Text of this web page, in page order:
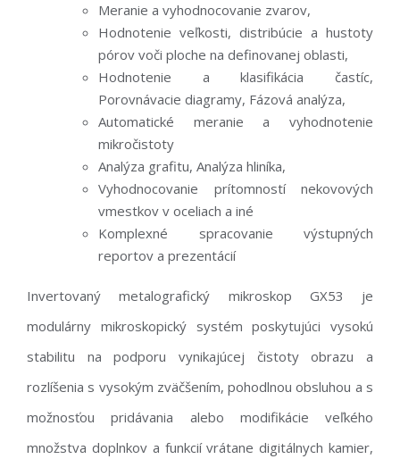
Meranie a vyhodnocovanie zvarov,
Hodnotenie veľkosti, distribúcie a hustoty
pórov voči ploche na definovanej oblasti,
Hodnotenie a klasifikácia častíc,
Porovnávacie diagramy, Fázová analýza,
Automatické meranie a vyhodnotenie
mikročistoty
Analýza grafitu, Analýza hliníka,
Vyhodnocovanie prítomností nekovových
vmestkov v oceliach a iné
Komplexné spracovanie výstupných
reportov a prezentácií
Invertovaný metalografický mikroskop GX53 je
modulárny mikroskopický systém poskytujúci vysokú
stabilitu na podporu vynikajúcej čistoty obrazu a
rozlíšenia s vysokým zväčšením, pohodlnou obsluhou a s
možnosťou pridávania alebo modifikácie veľkého
množstva doplnkov a funkcií vrátane digitálnych kamier,